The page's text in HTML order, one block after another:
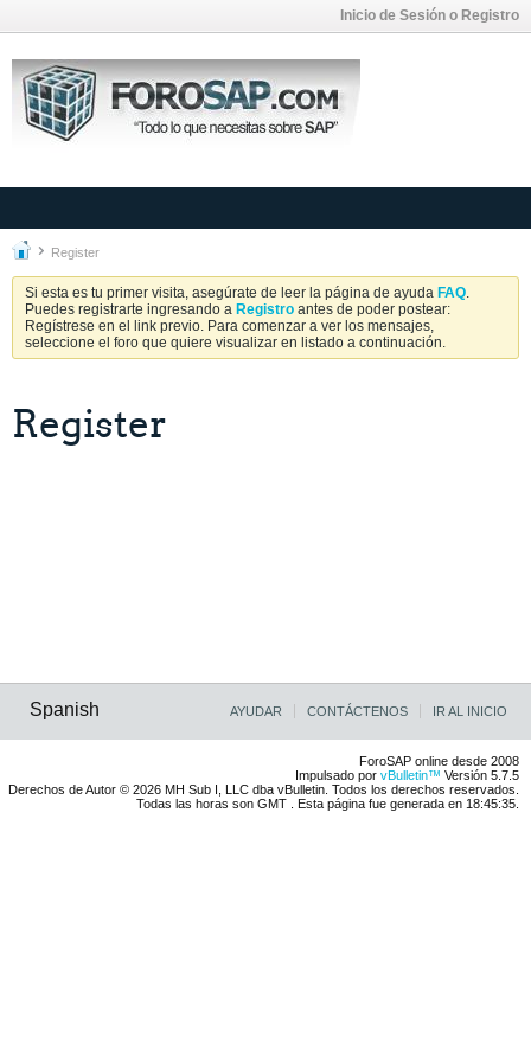
Inicio de Sesión o Registro
Register
Si esta es tu primer visita, asegúrate de leer la página de ayuda FAQ.
Puedes registrarte ingresando a Registro antes de poder postear:
Regístrese en el link previo. Para comenzar a ver los mensajes,
seleccione el foro que quiere visualizar en listado a continuación.
Register
Spanish AYUDAR CONTÁCTENOS IR AL INICIO
ForoSAP online desde 2008
Impulsado por vBulletin™ Versión 5.7.5
Derechos de Autor © 2026 MH Sub I, LLC dba vBulletin. Todos los derechos reservados.
Todas las horas son GMT . Esta página fue generada en 18:45:35.